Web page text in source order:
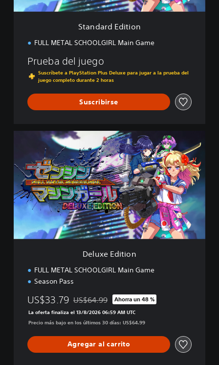
t
Standard Edition
FULL METAL SCHOOLGIRL Main Game
Prueba del juego
Suscríbete a PlayStation Plus Deluxe para jugar a la prueba del
juego completo durante 2 horas
Suscribirse
u
e
E
d
t
o
Deluxe Edition
FULL METAL SCHOOLGIRL Main Game
Season Pass
US$33.79 Rebajado del precio original de US$64.99
US$64.99 Ahorra un 48 %
La oferta finaliza el 13/8/2026 06:59 AM UTC
Precio más bajo en los últimos 30 días: US$64.99
Agregar al carrito